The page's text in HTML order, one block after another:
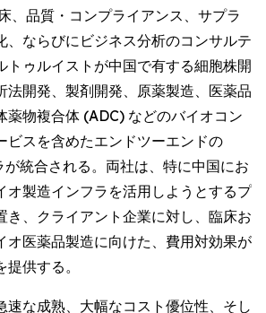
、品質・コンプライアンス、サプラ
、ならびにビジネス分析のコンサルテ
トゥルイストが中国で有する細胞株開
法開発、製剤開発、原薬製造、医薬品
薬物複合体 (ADC) などのバイオコン
ビスを含めたエンドツーエンドの
統合される。両社は、特に中国にお
オ製造インフラを活用しようとするプ
き、クライアント企業に対し、臨床お
オ医薬品製造に向けた、費用対効果が
供する。
速な成熟、大幅なコスト優位性、そし